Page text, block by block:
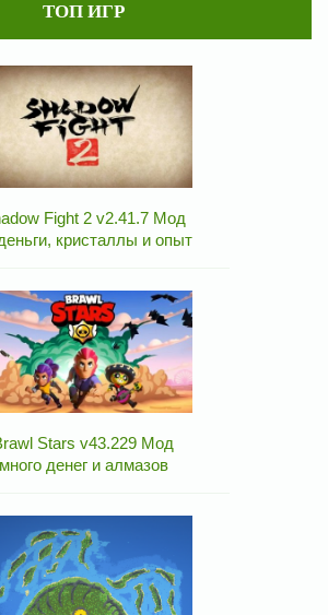
ТОП ИГР
Fight 2 v2.41.7 Мод
кристаллы и опыт
Stars v43.229 Мод
много денег и алмазов